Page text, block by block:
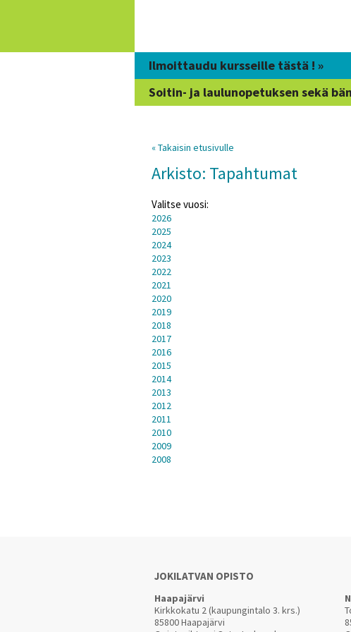
Ilmoittaudu kursseille tästä ! »
Soitin- ja laulunopetuksen sekä
« Takaisin etusivulle
Arkisto: Tapahtumat
Valitse vuosi:
2026
2025
2024
2023
2022
2021
2020
2019
2018
2017
2016
2015
2014
2013
2012
2011
2010
2009
2008
JOKILATVAN OPISTO
Haapajärvi
Kirkkokatu 2 (kaupungintalo 3. krs.)
85800 Haapajärvi